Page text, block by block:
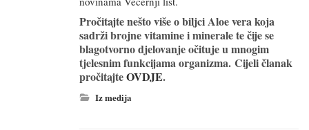
Pročitajte nešto više o biljci Aloe vera koja
sadrži brojne vitamine i minerale te čije se
blagotvorno djelovanje očituje u mnogim
tjelesnim funkcijama organizma. Cijeli članak
pročitajteOVDJE.
Iz medija